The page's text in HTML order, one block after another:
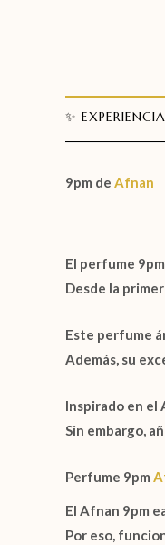
✨
9pm de Afnan
El perfume
Desde la
Este perfume
Además, su
Inspirado en el
Sin embargo,
Perfume 9pm
El Afnan 9pm
Por eso,